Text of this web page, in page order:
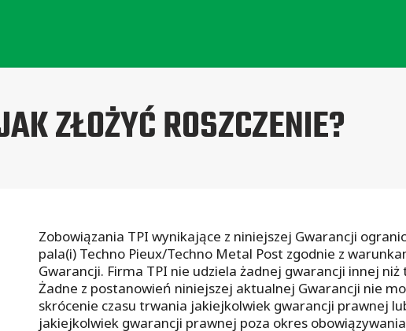
ZŁOŻYĆ ROSZCZENIE?
Zobowiązania TPI wynikające z niniejszej Gwarancji
pala(i) Techno Pieux/Techno Metal Post zgodnie z
Gwarancji. Firma TPI nie udziela żadnej gwarancji innej
Żadne z postanowień niniejszej aktualnej Gwarancji nie
skrócenie czasu trwania jakiejkolwiek gwarancji prawnej
jakiejkolwiek gwarancji prawnej poza okres